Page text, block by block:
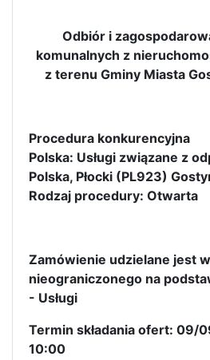
Odbiór i
komunalnych z
z terenu Gminy Miasta
Procedura konkurencyjna
Polska: Usługi związane z
Polska, Płocki (PL923)
Rodzaj procedury: Otwarta
Zamówienie udzielane jest
nieograniczonego na
- Usługi
Termin składania ofert: 09/
10:00